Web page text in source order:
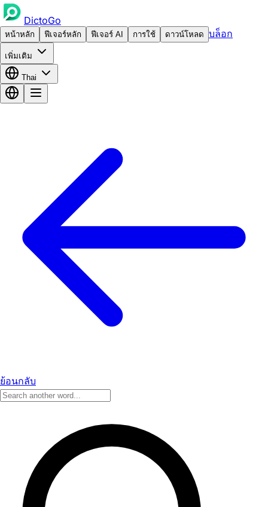
DictoGo
หน้าหลัก ฟีเจอร์หลัก ฟีเจอร์ AI การใช้ ดาวน์โหลด บล็อก
เพิ่มเติม
Thai
ย้อนกลับ